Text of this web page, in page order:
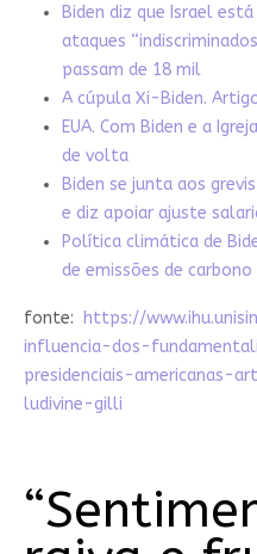
Biden diz que Israel
ataques
passam de 18 mil
A cúpula Xi-Biden.
EUA. Com Biden e a
de volta
Biden se junta aos
e diz apoiar ajuste
Política climática de
de emissões de carbono
fonte:
https://
influencia-dos-
presidenciais-americanas-
ludivine-gilli